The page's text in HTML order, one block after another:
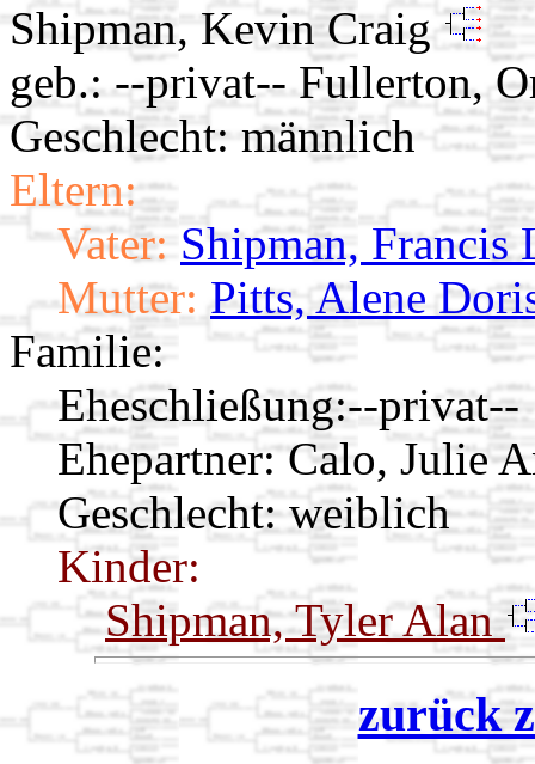
Shipman, Kevin Craig
geb.: --privat-- Fullerton,
Geschlecht: männlich
Eltern:
Vater: Shipman, Francis
Mutter: Pitts, Alene
Familie:
Eheschließung:--privat--
Ehepartner: Calo, Julie
Geschlecht: weiblich
Kinder:
Shipman, Tyler Alan
zurück